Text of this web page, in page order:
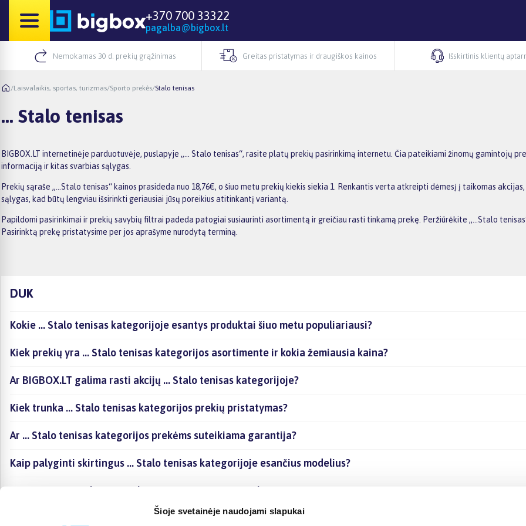
Šioje svetainėje naudojami slapukai
+370 700 33322
pagalba@bigbox.lt
Nemokamas 30 d. prekių grąžinimas Greitas pristatymas ir draugiškos kainos Išskirtinis klientų
/Laisvalaikis, sportas, turizmas/Sporto prekės/Stalo tenisas
... Stalo tenisas
BIGBOX.LT internetinėje parduotuvėje, puslapyje „... Stalo tenisas“, rasite platų prekių pasirinkimą internetu. Čia pateikiami žinomų gamintojų
informaciją ir kitas svarbias sąlygas.
Prekių sąraše „...Stalo tenisas“ kainos prasideda nuo 18,76€, o šiuo metu prekių kiekis siekia 1. Renkantis verta atkreipti dėmesį į taikomas
sąlygas, kad būtų lengviau išsirinkti geriausiai jūsų poreikius atitinkantį variantą.
Papildomi pasirinkimai ir prekių savybių filtrai padeda patogiai susiaurinti asortimentą ir greičiau rasti tinkamą prekę. Peržiūrėkite „...Stalo
Pasirinktą prekę pristatysime per jos aprašyme nurodytą terminą.
DUK
Kokie ... Stalo tenisas kategorijoje esantys produktai šiuo metu populiariausi?
Kiek prekių yra ... Stalo tenisas kategorijos asortimente ir kokia žemiausia kaina?
Ar BIGBOX.LT galima rasti akcijų ... Stalo tenisas kategorijoje?
Kiek trunka ... Stalo tenisas kategorijos prekių pristatymas?
Ar ... Stalo tenisas kategorijos prekėms suteikiama garantija?
Kaip palyginti skirtingus ... Stalo tenisas kategorijoje esančius modelius?
Kaip įsigyti ... Stalo tenisas kategorijoje esančias prekes internetu?